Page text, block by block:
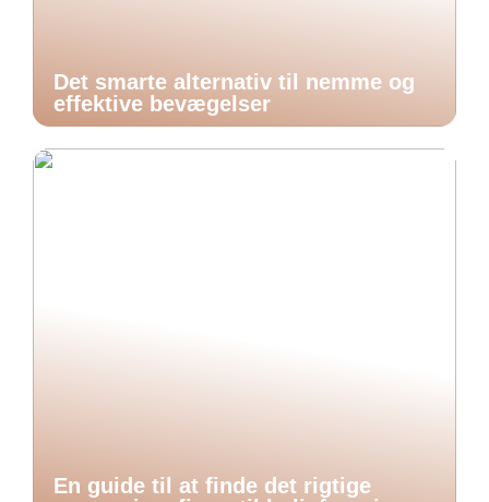
Det smarte alternativ til nemme og
effektive bevægelser
En guide til at finde det rigtige